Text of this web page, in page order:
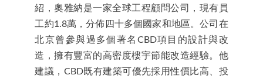
紹，奧雅納是一家全球工程顧問公司，現有員
工約1.8萬，分佈四十多個國家和地區。公司在
北京曾參與過多個著名CBD項目的設計與改
造，擁有豐富的高密度樓宇節能改造經驗。他
建議，CBD既有建築可優先採用性價比高、投